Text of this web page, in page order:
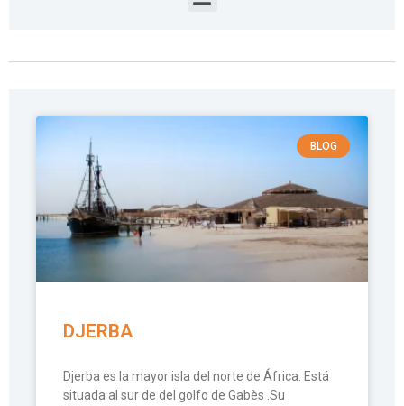
BLOG
DJERBA
Djerba es la mayor isla del norte de África. Está
situada al sur de del golfo de Gabès .Su